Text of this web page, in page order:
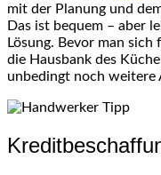
mit der Planung und
Das ist bequem – aber
Lösung. Bevor man
die Hausbank des
unbedingt noch weitere